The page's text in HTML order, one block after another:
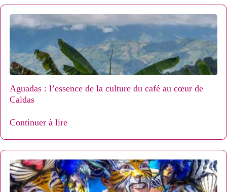
Aguadas : l’essence de la culture du café au cœur de
Caldas
Continuer à lire